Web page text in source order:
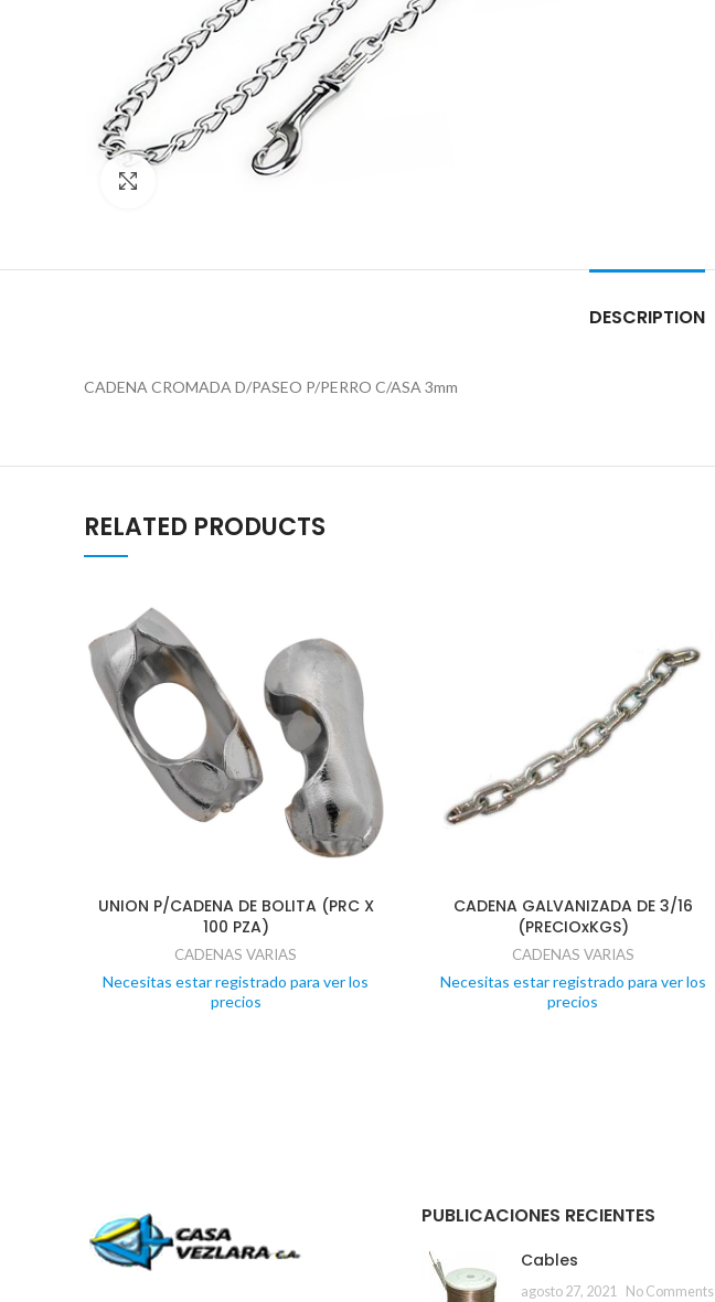
Click para agrandar
DESCRIPTION
CADENA CROMADA D/PASEO P/PERRO C/ASA 3mm
RELATED PRODUCTS
UNION P/CADENA DE BOLITA (PRC X
100 PZA)
CADENAS VARIAS
Necesitas estar registrado para ver los
precios
CADENA GALVANIZADA DE 3/16
(PRECIOxKGS)
CADENAS VARIAS
Necesitas estar registrado para ver los
precios
PUBLICACIONES RECIENTES
Cables
agosto 27, 2021 No Comments